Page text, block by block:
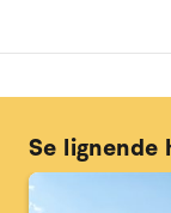
Se lignende